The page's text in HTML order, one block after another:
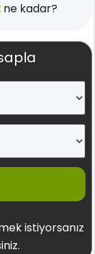
ne kadar?
istiyorsanız